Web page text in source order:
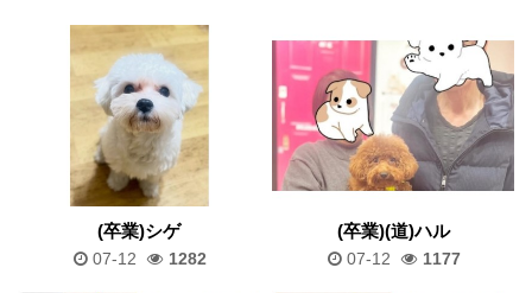
(卒業)シゲ
07-12 1282
(卒業)(道)ハル
07-12 1177